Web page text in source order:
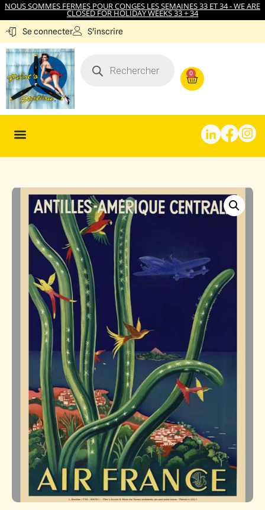
NOUS SOMMES FERMES POUR CONGES LES SEMAINES 33 ET 34 - WE ARE
CLOSED FOR HOLIDAY WEEKS 33 + 34
Se connecter S'inscrire
0